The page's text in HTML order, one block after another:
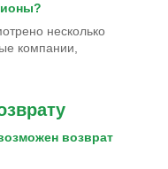
несколько
компании,
возврат